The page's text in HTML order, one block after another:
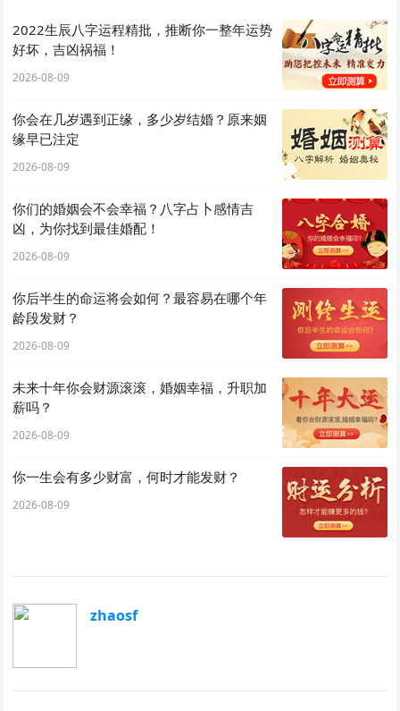
2022生辰八字运程精批，推断你一整年运势
好坏，吉凶祸福！
2026-08-09
你会在几岁遇到正缘，多少岁结婚？原来姻
缘早已注定
2026-08-09
你们的婚姻会不会幸福？八字占卜感情吉
凶，为你找到最佳婚配！
2026-08-09
你后半生的命运将会如何？最容易在哪个年
龄段发财？
2026-08-09
未来十年你会财源滚滚，婚姻幸福，升职加
薪吗？
2026-08-09
你一生会有多少财富，何时才能发财？
2026-08-09
zhaosf